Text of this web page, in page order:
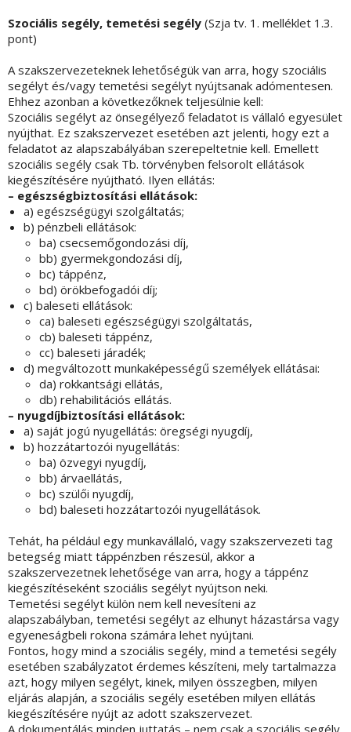
Szociális segély, temetési segély (Szja tv. 1. melléklet 1.3.
pont)
A szakszervezeteknek lehetőségük van arra, hogy szociális
segélyt és/vagy temetési segélyt nyújtsanak adómentesen.
Ehhez azonban a következőknek teljesülnie kell:
Szociális segélyt az önsegélyező feladatot is vállaló egyesület
nyújthat. Ez szakszervezet esetében azt jelenti, hogy ezt a
feladatot az alapszabályában szerepeltetnie kell. Emellett
szociális segély csak Tb. törvényben felsorolt ellátások
kiegészítésére nyújtható. Ilyen ellátás:
– egészségbiztosítási ellátások:
a) egészségügyi szolgáltatás;
b) pénzbeli ellátások:
ba) csecsemőgondozási díj,
bb) gyermekgondozási díj,
bc) táppénz,
bd) örökbefogadói díj;
c) baleseti ellátások:
ca) baleseti egészségügyi szolgáltatás,
cb) baleseti táppénz,
cc) baleseti járadék;
d) megváltozott munkaképességű személyek ellátásai:
da) rokkantsági ellátás,
db) rehabilitációs ellátás.
– nyugdíjbiztosítási ellátások:
a) saját jogú nyugellátás: öregségi nyugdíj,
b) hozzátartozói nyugellátás:
ba) özvegyi nyugdíj,
bb) árvaellátás,
bc) szülői nyugdíj,
bd) baleseti hozzátartozói nyugellátások.
Tehát, ha például egy munkavállaló, vagy szakszervezeti tag
betegség miatt táppénzben részesül, akkor a
szakszervezetnek lehetősége van arra, hogy a táppénz
kiegészítéseként szociális segélyt nyújtson neki.
Temetési segélyt külön nem kell nevesíteni az
alapszabályban, temetési segélyt az elhunyt házastársa vagy
egyeneságbeli rokona számára lehet nyújtani.
Fontos, hogy mind a szociális segély, mind a temetési segély
esetében szabályzatot érdemes készíteni, mely tartalmazza
azt, hogy milyen segélyt, kinek, milyen összegben, milyen
eljárás alapján, a szociális segély esetében milyen ellátás
kiegészítésére nyújt az adott szakszervezet.
A dokumentálás minden juttatás – nem csak a szociális segély